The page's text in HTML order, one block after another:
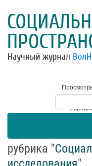
Научный журнал
* - в
рубрика "